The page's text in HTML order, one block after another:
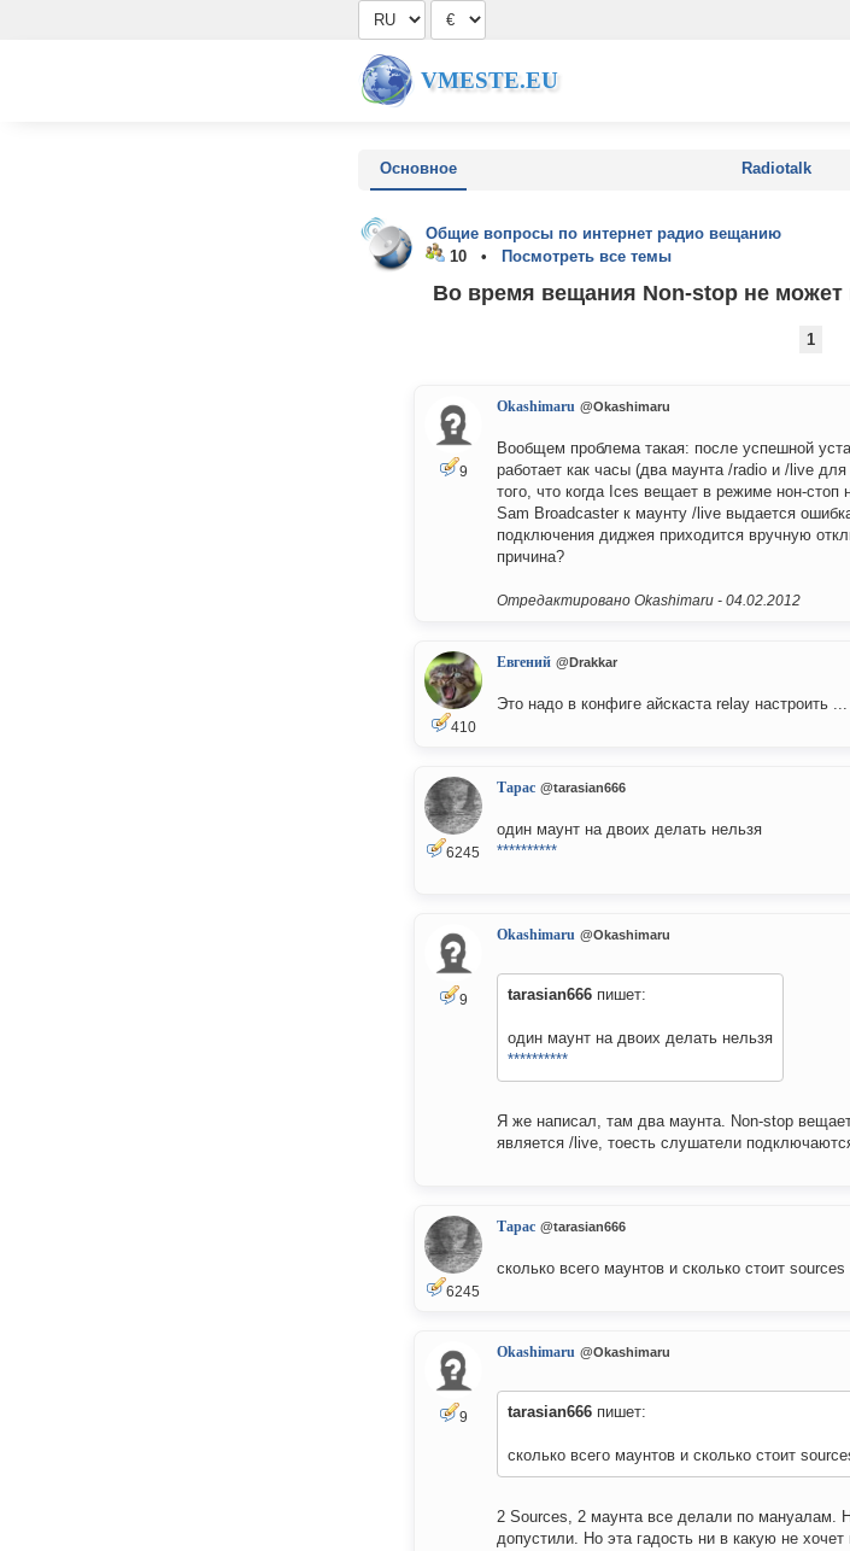
VMESTE.EU
Основное Radiotalk
Общие вопросы по интернет радио вещанию
10 •
Посмотреть все темы
Во время вещания Non-stop не может
1
9
Okashimaru @Okashimaru
Вообщем проблема такая: после успешной
работает как часы (два маунта /radio и /live
того, что когда Ices вещает в режиме нон-
Sam Broadcaster к маунту /live выдается
подключения диджея приходится вручную
причина?
Отредактировано Okashimaru - 04.02.2012
410
Евгений @Drakkar
Это надо в конфиге айскаста relay настроить
6245
Тарас @tarasian666
один маунт на двоих делать нельзя
**********
9
Okashimaru @Okashimaru
tarasian666 пишет:
один маунт на двоих делать нельзя
**********
Я же написал, там два маунта. Non-stop
является /live, тоесть слушатели
6245
Тарас @tarasian666
сколько всего маунтов и сколько стоит sources
9
Okashimaru @Okashimaru
tarasian666 пишет:
сколько всего маунтов и сколько стоит
2 Sources, 2 маунта все делали по мануалам.
допустили. Но эта гадость ни в какую не